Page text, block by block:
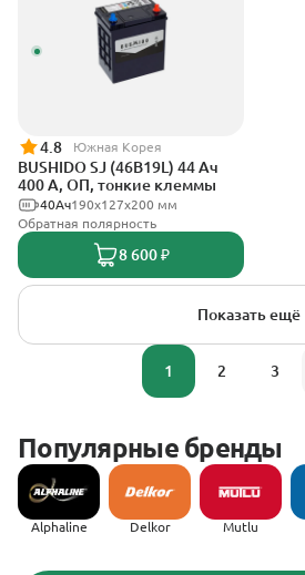
4.8 Южная Корея
BUSHIDO SJ (46B19L) 44 Ач
400 А, ОП, тонкие клеммы
190x127x200 мм
40Ач
Обратная полярность
8 600 ₽
Показать ещё
1 2 3
Популярные бренды
Alphaline Delkor Mutlu